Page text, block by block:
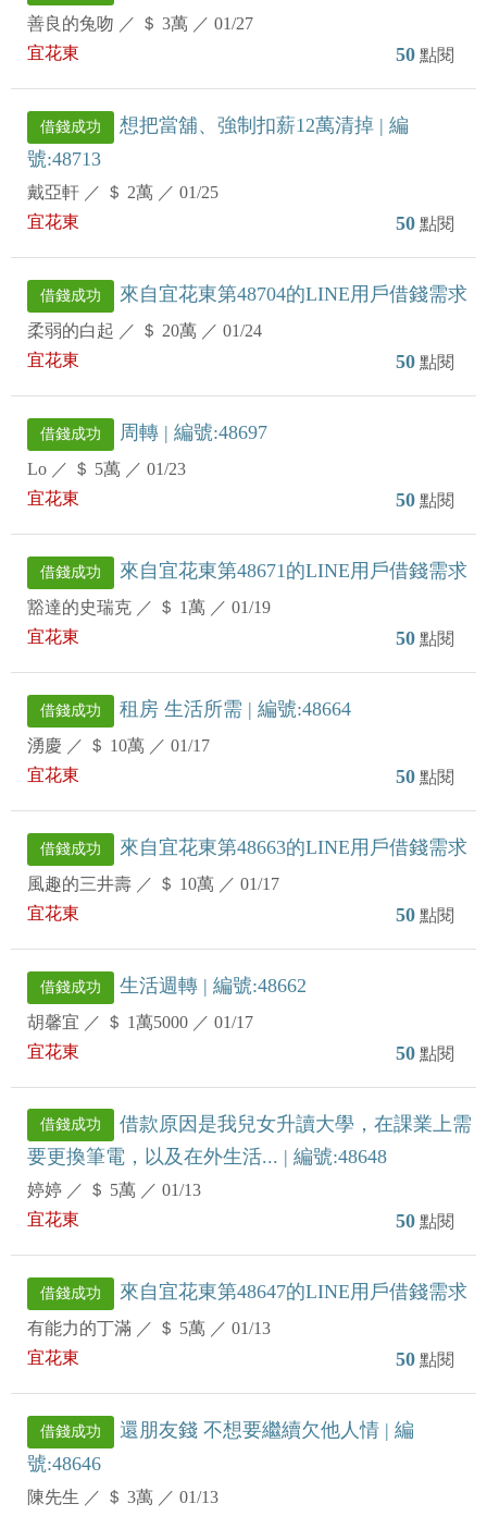
善良的兔吻 ／ ＄ 3萬 ／ 01/27
宜花東
50 點閱
借錢成功
想把當舖、強制扣薪12萬清掉 | 編
號:48713
戴亞軒 ／ ＄ 2萬 ／ 01/25
宜花東
50 點閱
借錢成功 來自宜花東第48704的LINE用戶借錢需求
柔弱的白起 ／ ＄ 20萬 ／ 01/24
宜花東
50 點閱
借錢成功 周轉 | 編號:48697
Lo ／ ＄ 5萬 ／ 01/23
宜花東
50 點閱
借錢成功 來自宜花東第48671的LINE用戶借錢需求
豁達的史瑞克 ／ ＄ 1萬 ／ 01/19
宜花東
50 點閱
借錢成功 租房 生活所需 | 編號:48664
湧慶 ／ ＄ 10萬 ／ 01/17
宜花東
50 點閱
借錢成功 來自宜花東第48663的LINE用戶借錢需求
風趣的三井壽 ／ ＄ 10萬 ／ 01/17
宜花東
50 點閱
借錢成功 生活週轉 | 編號:48662
胡馨宜 ／ ＄ 1萬5000 ／ 01/17
宜花東
50 點閱
借錢成功
借款原因是我兒女升讀大學，在課業上需
要更換筆電，以及在外生活... | 編號:48648
婷婷 ／ ＄ 5萬 ／ 01/13
宜花東
50 點閱
借錢成功 來自宜花東第48647的LINE用戶借錢需求
有能力的丁滿 ／ ＄ 5萬 ／ 01/13
宜花東
50 點閱
借錢成功
還朋友錢 不想要繼續欠他人情 | 編
號:48646
陳先生 ／ ＄ 3萬 ／ 01/13